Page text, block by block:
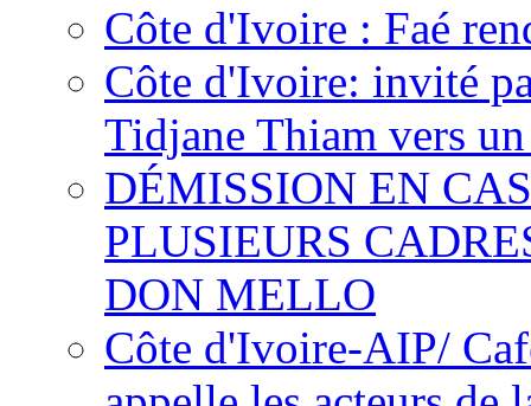
Côte d'Ivoire : Faé
Côte d'Ivoire: invité
Tidjane Thiam vers
DÉMISSION EN
PLUSIEURS
DON MELLO
Côte d'Ivoire-AIP/